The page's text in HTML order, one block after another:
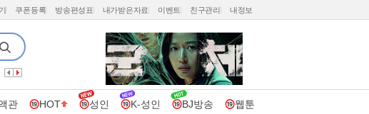
쿠폰등록 방송편성표 내가받은자료 이벤트 친구관리 내정보
관 HOT 성인 K-성인 BJ방송 웹툰